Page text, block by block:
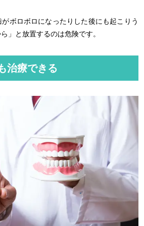
ボロボロになったりした後にも起こりう
」と放置するのは危険です。
治療できる